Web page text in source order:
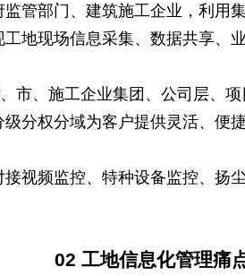
管部门、建筑施工企业，利用
地现场信息采集、数据共享、
市、施工企业集团、公司层、
分权分域为客户提供灵活、便
视频监控、特种设备监控、扬
02工地信息化管理痛